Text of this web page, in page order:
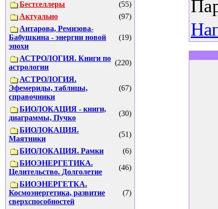
Бестселлеры
(55)
Актуально
(97)
Антарова, Ремизова-
Бабушкина - энергии новой
эпохи
(19)
АСТРОЛОГИЯ. Книги по
астрологии
(220)
АСТРОЛОГИЯ.
Эфемериды, таблицы,
справочники
(67)
БИОЛОКАЦИЯ - книги,
диаграммы, Пучко
(30)
БИОЛОКАЦИЯ.
Маятники
(51)
БИОЛОКАЦИЯ. Рамки
(6)
БИОЭНЕРГЕТИКА.
Целительство. Долголетие
(46)
БИОЭНЕРГЕТКА.
Космоэнергетика, развитие
сверхспособностей
(7)